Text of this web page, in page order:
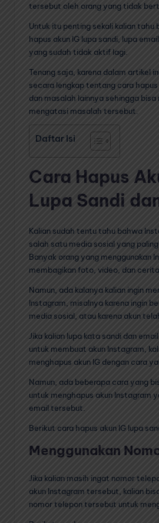
tersebut oleh orang yang tidak
Untuk itu penting sekali kalian tahu
hapus akun IG lupa sandi, lupa
yang sudah tidak aktif lagi.
Tenang saja, karena dalam artikel
secara lengkap tentang cara hapus
dan masalah lainnya sehingga
mengatasi masalah tersebut.
Daftar Isi
Cara Hapus
Lupa Sandi
Kalian sudah tentu tahu bahwa
salah satu media sosial yang paling
Banyak orang yang menggunakan
membagikan foto, video, dan cerita
Namun, ada kalanya kalian ingin
Instagram, misalnya karena ingin
media sosial, atau karena akun
Jika kalian lupa kata sandi dan
untuk membuat akun Instagram,
menghapus akun IG dengan cara
Namun, ada beberapa cara yang
untuk menghapus akun Instagram
email tersebut.
Berikut cara hapus akun IG lupa
Menggunakan
Jika kalian masih ingat nomor
akun Instagram tersebut, kalian
nomor telepon tersebut untuk